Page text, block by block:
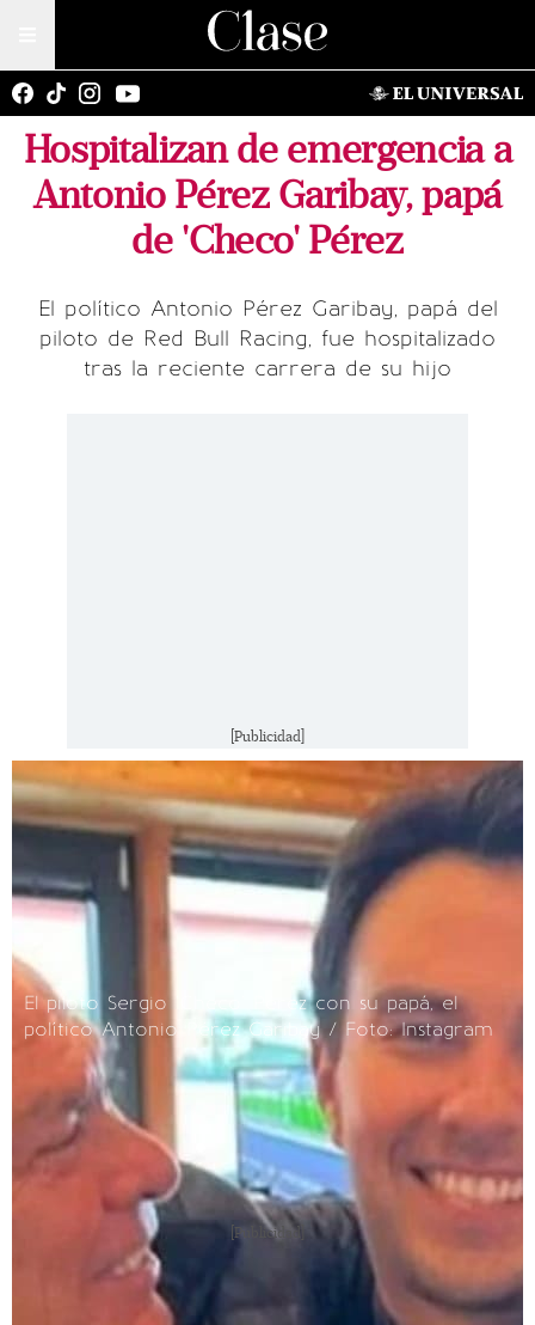
Hospitalizan de emergencia a
Antonio Pérez Garibay, papá
de 'Checo' Pérez
El político Antonio Pérez Garibay, papá del
piloto de Red Bull Racing, fue hospitalizado
tras la reciente carrera de su hijo
[Publicidad]
El piloto Sergio 'Checo' Pérez con su papá, el
político Antonio Pérez Garibay / Foto: Instagram
[Publicidad]